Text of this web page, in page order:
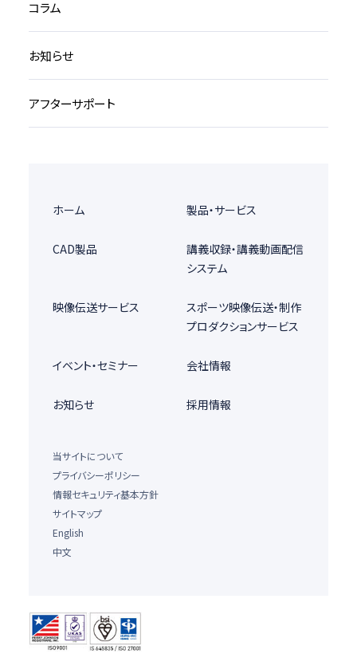
コラム
お知らせ
アフターサポート
ホーム 製品・サービス
CAD製品
講義収録・講義動画配信
システム
映像伝送サービス
スポーツ映像伝送・制作
プロダクションサービス
イベント・セミナー 会社情報
お知らせ 採用情報
当サイトについて
プライバシーポリシー
情報セキュリティ基本方針
サイトマップ
English
中文